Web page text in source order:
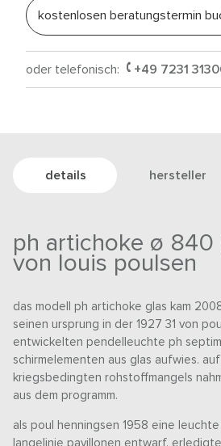
kostenlosen beratungstermin
oder telefonisch: +49 7231
details hersteller
ph artichoke ø 840
von louis poulsen
das modell ph artichoke glas kam
seinen ursprung in der 1927 31 von
entwickelten pendelleuchte ph
schirmelementen aus glas aufwies.
kriegsbedingten rohstoffmangels
aus dem programm.
als poul henningsen 1958 eine
langelinie pavillonen entwarf,